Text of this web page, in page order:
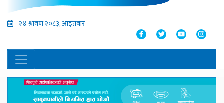
२४ श्रावण २०८३, आइतबार